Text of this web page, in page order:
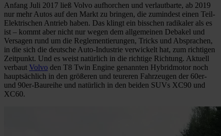
Anfang Juli 2017 ließ Volvo aufhorchen und verlautbarte, ab 2019
nur mehr Autos auf den Markt zu bringen, die zumindest einen Teil-
Elektrischen Antrieb haben. Das klingt ein bisschen radikaler als es
ist – kommt aber nicht nur wegen dem allgemeinen Debakel und
Versagen rund um die Reglementierungen, Tricks und Absprachen,
in die sich die deutsche Auto-Industrie verwickelt hat, zum richtigen
Zeitpunkt. Und es weist natürlich in die richtige Richtung. Aktuell
verbaut Volvo den T8 Twin Engine genannten Hybridmotor noch
hauptsächlich in den größeren und teureren Fahrzeugen der 60er-
und 90er-Baureihe und natürlich in den beiden SUVs XC90 und
XC60.